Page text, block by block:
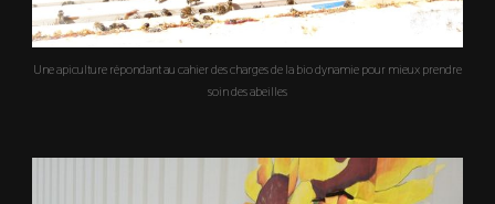
Une apiculture répondant au cahier des charges de la bio dynamie pour mieux prendre
soin des abeilles